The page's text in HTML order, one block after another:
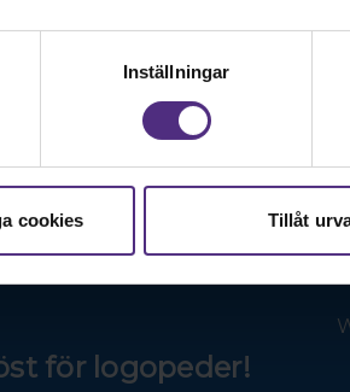
Inställningar
cookies Tillåt
för logopeder!